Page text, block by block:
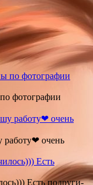
фотографии
работу❤ очень
Есть подруги-